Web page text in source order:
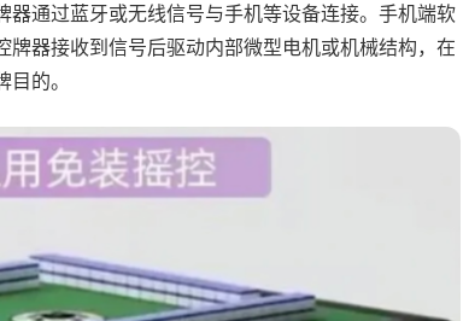
器通过蓝牙或无线信号与手机等设备连接。手机端软
器接收到信号后驱动内部微型电机或机械结构，在
的。